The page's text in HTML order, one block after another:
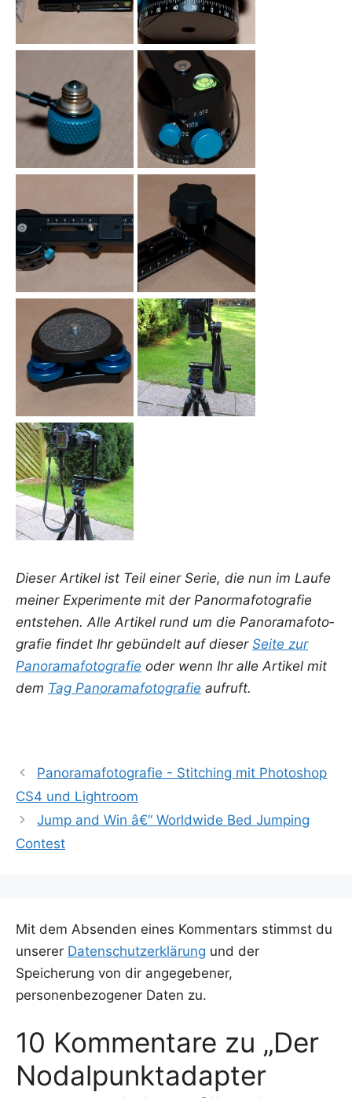
Die­ser Arti­kel ist Teil einer Serie, die nun im Lau­fe
mei­ner Expe­ri­men­te mit der Panor­ma­fo­to­gra­fie
ent­ste­hen. Alle Arti­kel rund um die Pan­ora­ma­fo­to­
gra­fie fin­det Ihr gebün­delt auf die­ser Sei­te zur
Pan­ora­ma­fo­to­gra­fie oder wenn Ihr alle Arti­kel mit
dem Tag Pan­ora­ma­fo­to­gra­fie aufruft.
Panoramafotografie - Stitching mit Photoshop
CS4 und Lightroom
Jump and Win â€“ Worldwide Bed Jumping
Contest
Mit dem Absenden eines Kommentars stimmst du
unserer Datenschutzerklärung und der
Speicherung von dir angegebener,
personenbezogener Daten zu.
10 Kommentare zu „Der
Nodalpunktadapter